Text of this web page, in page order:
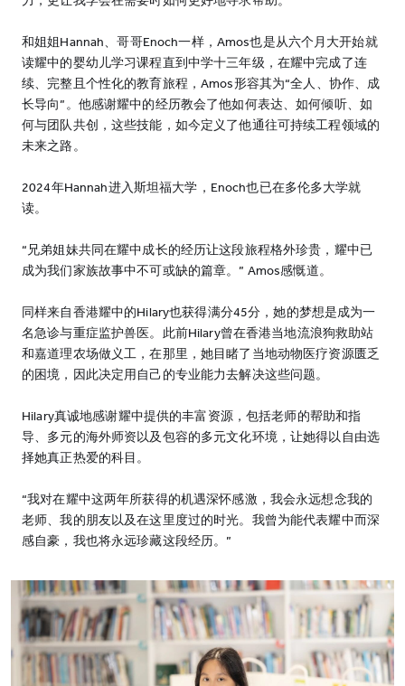
和姐姐Hannah、哥哥Enoch一样，Amos也是从六个月大开始就
读耀中的婴幼儿学习课程直到中学十三年级，在耀中完成了连
续、完整且个性化的教育旅程，Amos形容其为“全人、协作、成
长导向”。他感谢耀中的经历教会了他如何表达、如何倾听、如
何与团队共创，这些技能，如今定义了他通往可持续工程领域的
未来之路。
2024年Hannah进入斯坦福大学，Enoch也已在多伦多大学就
读。
“兄弟姐妹共同在耀中成长的经历让这段旅程格外珍贵，耀中已
成为我们家族故事中不可或缺的篇章。” Amos感慨道。
同样来自香港耀中的Hilary也获得满分45分，她的梦想是成为一
名急诊与重症监护兽医。此前Hilary曾在香港当地流浪狗救助站
和嘉道理农场做义工，在那里，她目睹了当地动物医疗资源匮乏
的困境，因此决定用自己的专业能力去解决这些问题。
Hilary真诚地感谢耀中提供的丰富资源，包括老师的帮助和指
导、多元的海外师资以及包容的多元文化环境，让她得以自由选
择她真正热爱的科目。
“我对在耀中这两年所获得的机遇深怀感激，我会永远想念我的
老师、我的朋友以及在这里度过的时光。我曾为能代表耀中而深
感自豪，我也将永远珍藏这段经历。”